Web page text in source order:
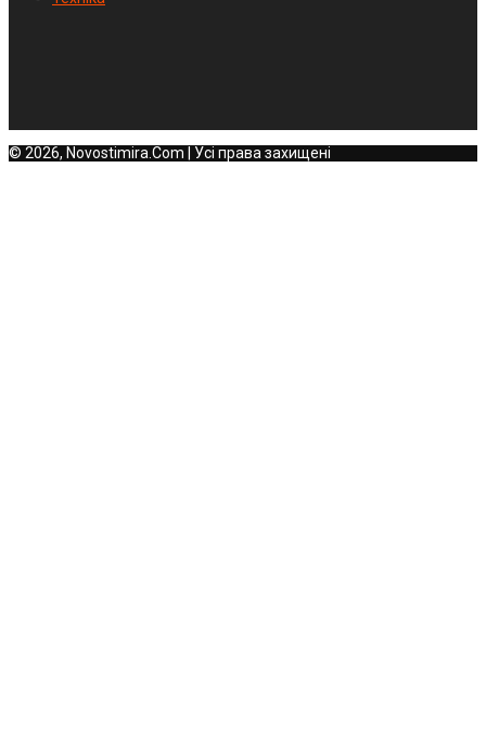
© 2026, Novostimira.Com | Усі права захищені